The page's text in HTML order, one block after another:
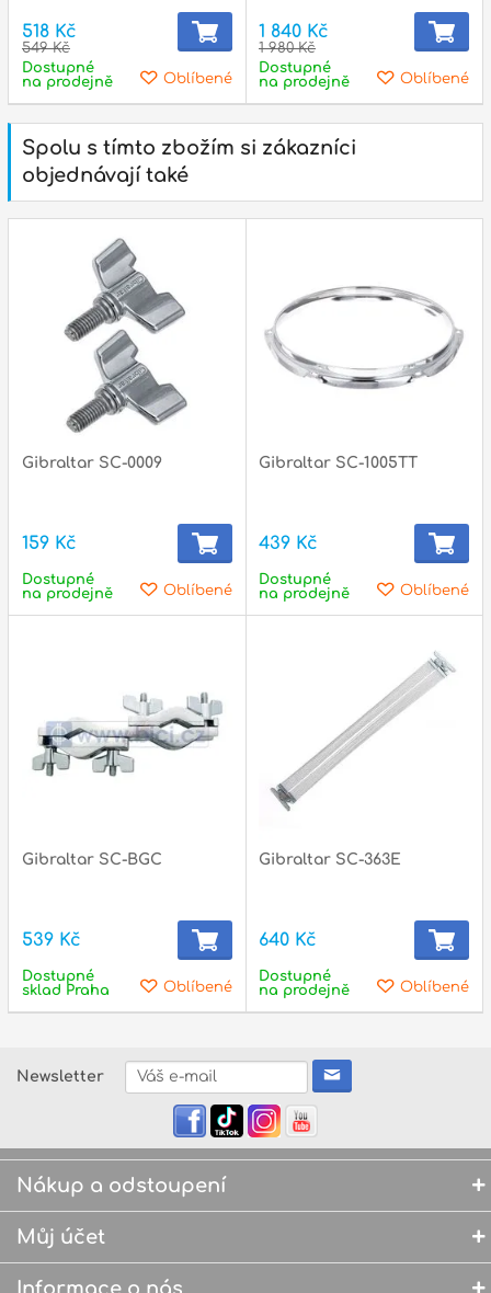
518 Kč
549 Kč
Oblíbené
Dostupné
na prodejně
1 840 Kč
1 980 Kč
Oblíbené
Dostupné
na prodejně
Spolu s tímto zbožím si zákazníci
objednávají také
Gibraltar SC-0009
159 Kč
Oblíbené
Dostupné
na prodejně
Gibraltar SC-1005TT
439 Kč
Oblíbené
Dostupné
na prodejně
Gibraltar SC-BGC
539 Kč
Oblíbené
Dostupné
sklad Praha
Gibraltar SC-363E
640 Kč
Oblíbené
Dostupné
na prodejně
Newsletter
Nákup a odstoupení
Můj účet
Informace o nás